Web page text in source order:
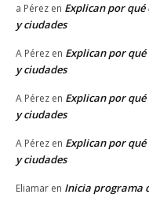
a Pérez en Explican por qué
y ciudades
A Pérez en Explican por qué
y ciudades
A Pérez en Explican por qué
y ciudades
A Pérez en Explican por qué
y ciudades
Eliamar en Inicia programa